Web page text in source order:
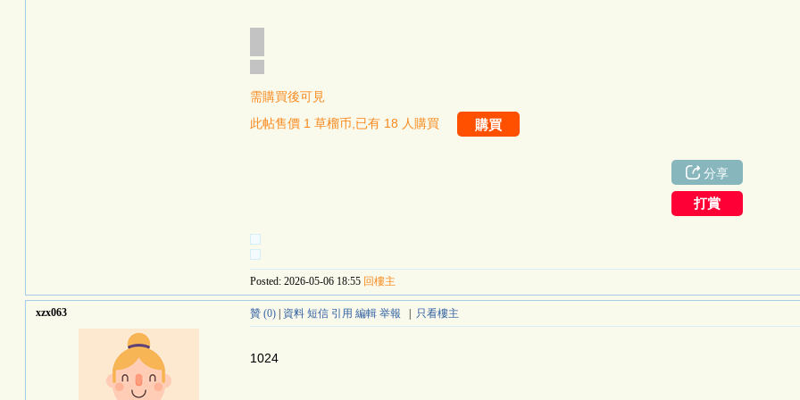
需購買後可見
此帖售價 1 草榴币,已有 18 人購買
分享
打賞
Posted: 2026-05-06 18:55 回樓主
xzx063 贊 (0) 資料 短信 引用 編輯 举報 只看樓主
1024